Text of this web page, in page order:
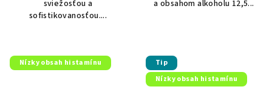
sviežosťou a
sofistikovanosťou....
a obsahom alkoholu 12,5...
Nízky obsah histamínu
Tip
Nízky obsah histamínu